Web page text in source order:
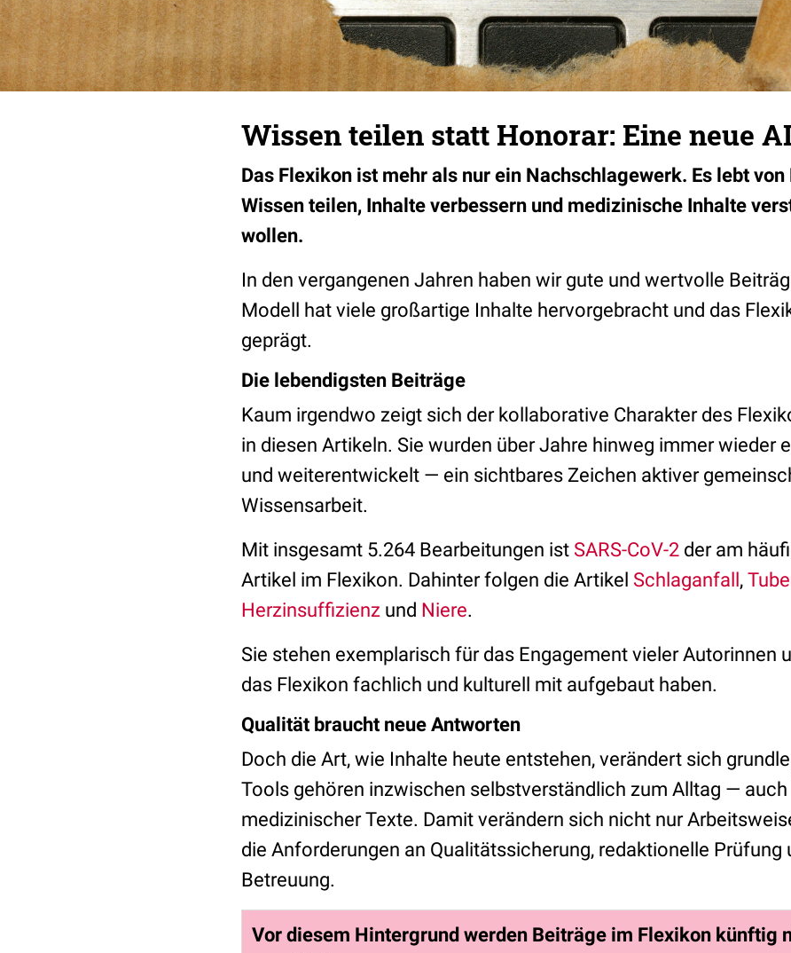
Wissen teilen statt Honorar: Eine neue
Das Flexikon ist mehr als nur ein Nachschlagewerk. Es lebt
Wissen teilen, Inhalte verbessern und medizinische Inhalte
wollen.
In den vergangenen Jahren haben wir gute und wertvolle
Modell hat viele großartige Inhalte hervorgebracht und das
geprägt.
Die lebendigsten Beiträge
Kaum irgendwo zeigt sich der kollaborative Charakter des
in diesen Artikeln. Sie wurden über Jahre hinweg immer wieder
und weiterentwickelt — ein sichtbares Zeichen aktiver
Wissensarbeit.
Mit insgesamt 5.264 Bearbeitungen ist SARS-CoV-2 der am
Artikel im Flexikon. Dahinter folgen die Artikel Schlaganfall,
Herzinsuffizienz und Niere.
Sie stehen exemplarisch für das Engagement vieler Autorinnen
das Flexikon fachlich und kulturell mit aufgebaut haben.
Qualität braucht neue Antworten
Doch die Art, wie Inhalte heute entstehen, verändert sich
Tools gehören inzwischen selbstverständlich zum Alltag —
medizinischer Texte. Damit verändern sich nicht nur
die Anforderungen an Qualitätssicherung, redaktionelle Prüfung
Betreuung.
Vor diesem Hintergrund werden Beiträge im Flexikon künftig